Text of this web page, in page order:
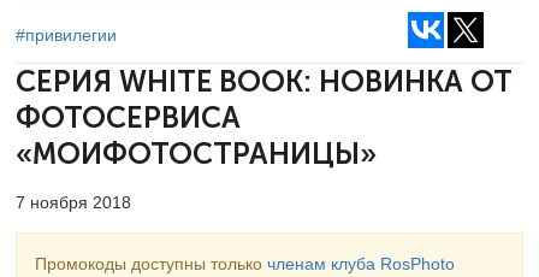
#привилегии
СЕРИЯ WHITE BOOK: НОВИНКА ОТ
ФОТОСЕРВИСА
«МОИФОТОСТРАНИЦЫ»
7 ноября 2018
Промокоды доступны только членам клуба RosPhoto